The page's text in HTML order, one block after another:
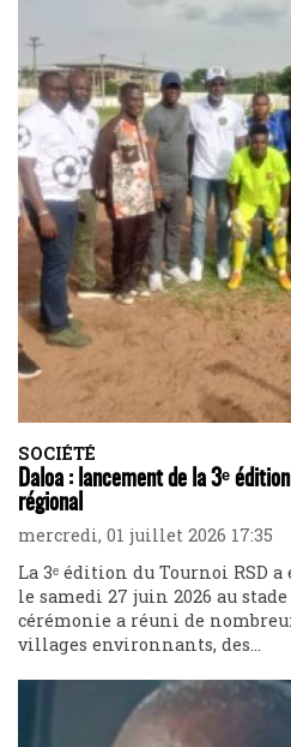
SOCIÉTÉ
Daloa : lancement de la 3ᵉ
régional
mercredi, 01 juillet 2026 17:35
La 3ᵉ édition du Tournoi RSD
le samedi 27 juin 2026 au
cérémonie a réuni de
villages environnants, des...